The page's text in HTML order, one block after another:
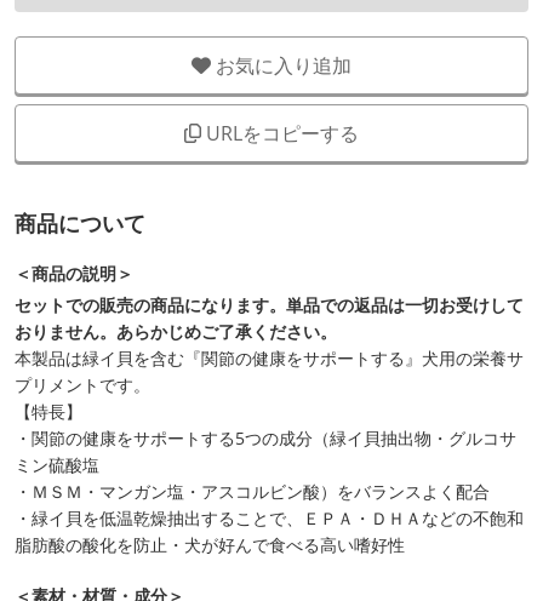
お気に入り追加
URLをコピーする
商品について
＜商品の説明＞
セットでの販売の商品になります。単品での返品は一切お受けして
おりません。あらかじめご了承ください。
本製品は緑イ貝を含む『関節の健康をサポートする』犬用の栄養サ
プリメントです。
【特長】
・関節の健康をサポートする5つの成分（緑イ貝抽出物・グルコサ
ミン硫酸塩
・ＭＳＭ・マンガン塩・アスコルビン酸）をバランスよく配合
・緑イ貝を低温乾燥抽出することで、ＥＰＡ・ＤＨＡなどの不飽和
脂肪酸の酸化を防止・犬が好んで食べる高い嗜好性
＜素材・材質・成分＞